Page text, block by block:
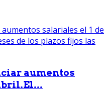
aumentos